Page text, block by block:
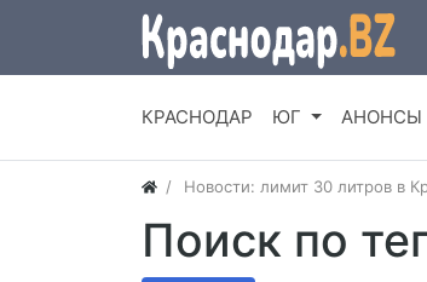
КРАСНОДАР ЮГ АНОНСЫ
Новости: лимит 30 литров в
Поиск по